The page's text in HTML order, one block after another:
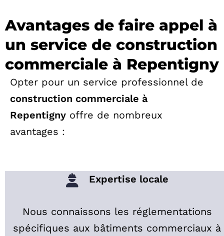
Avantages de faire appel à
un service de construction
commerciale à Repentigny
Opter pour un service professionnel de
construction commerciale à
Repentigny offre de nombreux
avantages :
Expertise locale
Nous connaissons les réglementations
spécifiques aux bâtiments commerciaux à